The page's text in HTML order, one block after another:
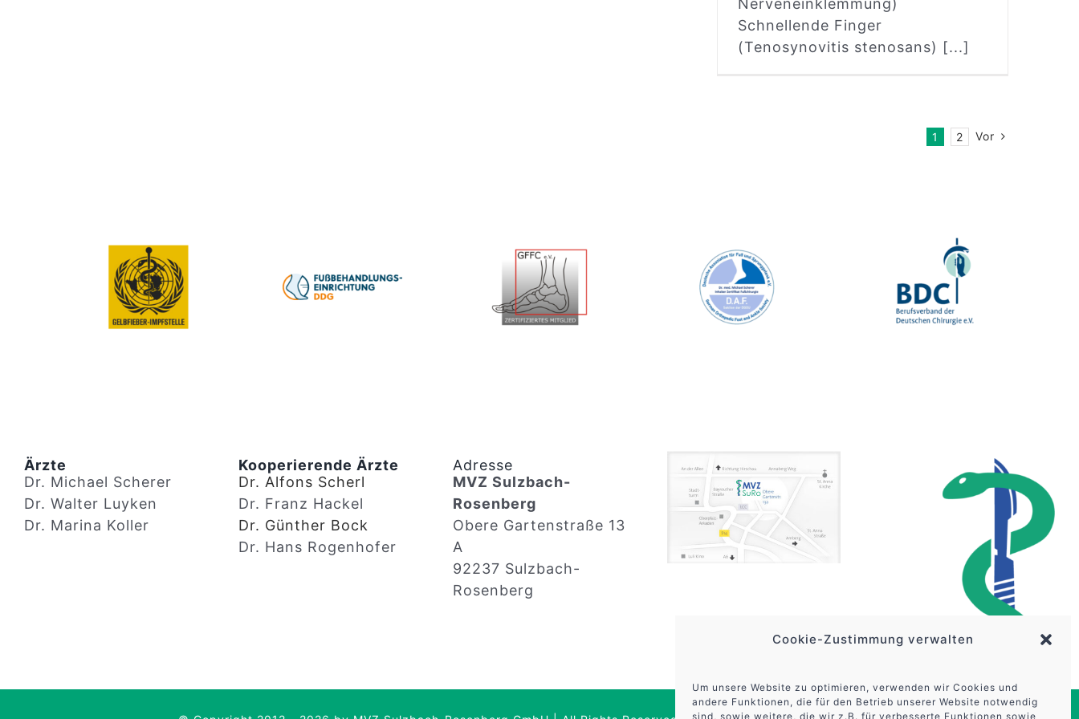
Cookie-Zustimmung verwalten
Um unsere Website zu optimieren, verwenden wir Cookies und
andere Funktionen, die für den Betrieb unserer Website notwendig
sind, sowie weitere, die wir z.B. für verbesserte Funktionen sowie
Nerveneinklemmung)
Schnellende Finger
(Tenosynovitis stenosans) [...]
1 2 Vor
Ärzte
Dr. Michael Scherer
Dr. Walter Luyken
Dr. Marina Koller
Kooperierende Ärzte
Dr. Alfons Scherl
Dr. Franz Hackel
Dr. Günther Bock
Dr. Hans Rogenhofer
Adresse
MVZ Sulzbach-
Rosenberg
Obere Gartenstraße 13
A
92237 Sulzbach-
Rosenberg